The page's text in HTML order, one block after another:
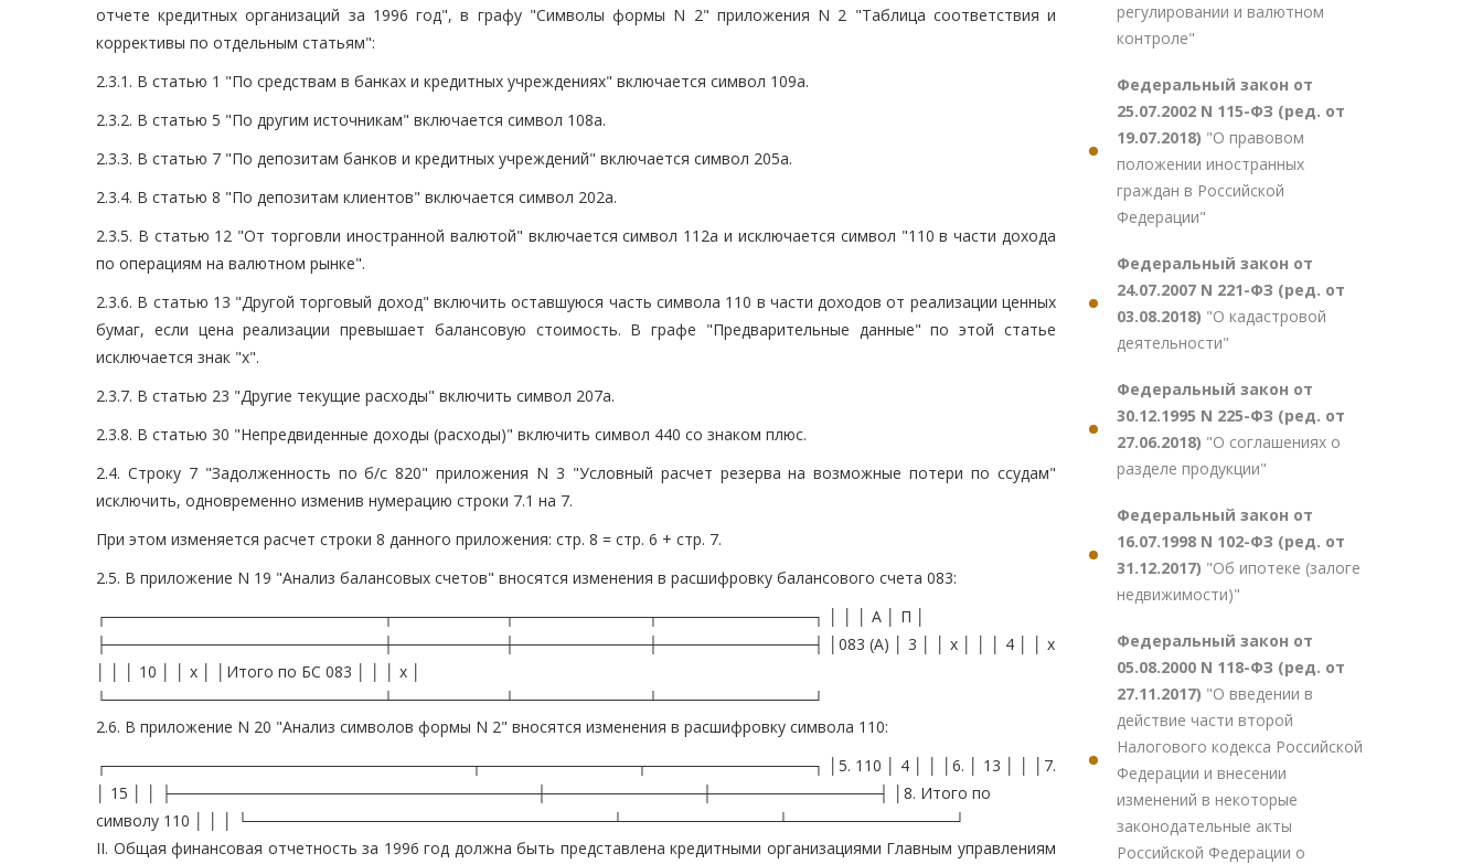
отчете кредитных организаций за 1996 год", в графу "Символы формы N 2" приложения N 2 "Таблица соответствия и
коррективы по отдельным статьям":
2.3.1. В статью 1 "По средствам в банках и кредитных учреждениях" включается символ 109а.
2.3.2. В статью 5 "По другим источникам" включается символ 108а.
2.3.3. В статью 7 "По депозитам банков и кредитных учреждений" включается символ 205а.
2.3.4. В статью 8 "По депозитам клиентов" включается символ 202а.
2.3.5. В статью 12 "От торговли иностранной валютой" включается символ 112а и исключается символ "110 в части дохода
по операциям на валютном рынке".
2.3.6. В статью 13 "Другой торговый доход" включить оставшуюся часть символа 110 в части доходов от реализации ценных
бумаг, если цена реализации превышает балансовую стоимость. В графе "Предварительные данные" по этой статье
исключается знак "x".
2.3.7. В статью 23 "Другие текущие расходы" включить символ 207а.
2.3.8. В статью 30 "Непредвиденные доходы (расходы)" включить символ 440 со знаком плюс.
2.4. Строку 7 "Задолженность по б/с 820" приложения N 3 "Условный расчет резерва на возможные потери по ссудам"
исключить, одновременно изменив нумерацию строки 7.1 на 7.
При этом изменяется расчет строки 8 данного приложения: стр. 8 = стр. 6 + стр. 7.
2.5. В приложение N 19 "Анализ балансовых счетов" вносятся изменения в расшифровку балансового счета 083:
┌─────────────────────────┬──────────┬────────────┬──────────────┐ │ │ │ А │ П │
├─────────────────────────┼──────────┼────────────┼──────────────┤ │083 (А) │ 3 │ │ x │ │ │ 4 │ │ x
│ │ │ 10 │ │ x │ │Итого по БС 083 │ │ │ x │
└─────────────────────────┴──────────┴────────────┴──────────────┘
2.6. В приложение N 20 "Анализ символов формы N 2" вносятся изменения в расшифровку символа 110:
┌─────────────────────────────────┬──────────────┬───────────────┐ │5. 110 │ 4 │ │ │6. │ 13 │ │ │7.
│ 15 │ │ ├─────────────────────────────────┼──────────────┼───────────────┤ │8. Итого по
символу 110 │ │ │ └─────────────────────────────────┴──────────────┴───────────────┘
II. Общая финансовая отчетность за 1996 год должна быть представлена кредитными организациями Главным управлениям
регулировании и валютном
контроле"
Федеральный закон от
25.07.2002 N 115-ФЗ (ред. от
19.07.2018) "О правовом
положении иностранных
граждан в Российской
Федерации"
Федеральный закон от
24.07.2007 N 221-ФЗ (ред. от
03.08.2018) "О кадастровой
деятельности"
Федеральный закон от
30.12.1995 N 225-ФЗ (ред. от
27.06.2018) "О соглашениях о
разделе продукции"
Федеральный закон от
16.07.1998 N 102-ФЗ (ред. от
31.12.2017) "Об ипотеке (залоге
недвижимости)"
Федеральный закон от
05.08.2000 N 118-ФЗ (ред. от
27.11.2017) "О введении в
действие части второй
Налогового кодекса Российской
Федерации и внесении
изменений в некоторые
законодательные акты
Российской Федерации о